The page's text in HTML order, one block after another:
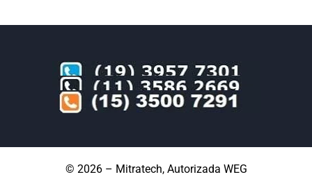
© 2026 – Mitratech, Autorizada WEG